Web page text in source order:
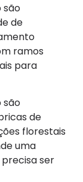
são
de
ramos
para
são
de
florestais
uma
ser